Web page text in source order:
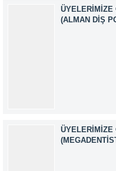
ÜYELERIMIZE
(ALMAN DIŞ
ÜYELERIMIZE